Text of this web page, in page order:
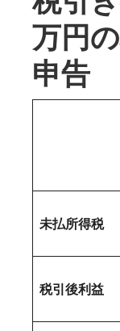
万円
申告
未払所得税
税引後利益